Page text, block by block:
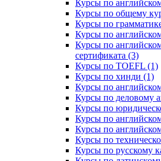
Курсы по
Курсы по общему
Курсы по
Курсы по
Курсы по
сертификата (3)
Курсы по TOEFL (1)
Курсы по хинди (1)
Курсы по
Курсы по деловому
Курсы по
Курсы по
Курсы по
Курсы по
Курсы по русскому